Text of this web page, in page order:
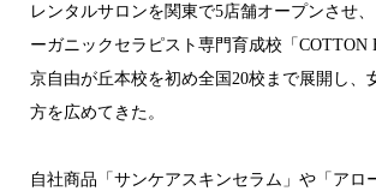
レンタルサロンを関東で5店舗オープンさせ
ーガニックセラピスト専門育成校「COTTON
京自由が丘本校を初め全国20校まで展開し、
方を広めてきた。
自社商品「サンケアスキンセラム」や「アロ